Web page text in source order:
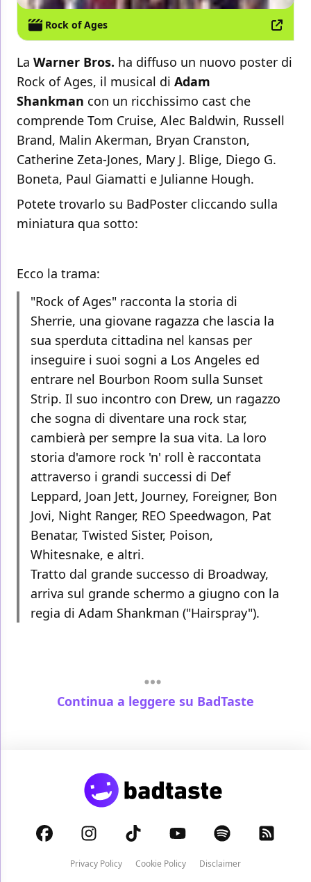
Rock of Ages
La Warner Bros. ha diffuso un nuovo poster di
Rock of Ages, il musical di Adam
Shankman con un ricchissimo cast che
comprende Tom Cruise, Alec Baldwin, Russell
Brand, Malin Akerman, Bryan Cranston,
Catherine Zeta-Jones, Mary J. Blige, Diego G.
Boneta, Paul Giamatti e Julianne Hough.
Potete trovarlo su BadPoster cliccando sulla
miniatura qua sotto:
Ecco la trama:
"Rock of Ages" racconta la storia di
Sherrie, una giovane ragazza che lascia la
sua sperduta cittadina nel kansas per
inseguire i suoi sogni a Los Angeles ed
entrare nel Bourbon Room sulla Sunset
Strip. Il suo incontro con Drew, un ragazzo
che sogna di diventare una rock star,
cambierà per sempre la sua vita. La loro
storia d'amore rock 'n' roll è raccontata
attraverso i grandi successi di Def
Leppard, Joan Jett, Journey, Foreigner, Bon
Jovi, Night Ranger, REO Speedwagon, Pat
Benatar, Twisted Sister, Poison,
Whitesnake, e altri.
Tratto dal grande successo di Broadway,
arriva sul grande schermo a giugno con la
regia di Adam Shankman ("Hairspray").
Continua a leggere su BadTaste
Privacy Policy Cookie Policy
Disclaimer